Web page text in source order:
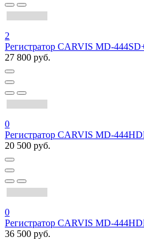
2
Регистратор CARVIS MD-
27 800 руб.
0
Регистратор CARVIS MD-
20 500 руб.
0
Регистратор CARVIS MD-
36 500 руб.